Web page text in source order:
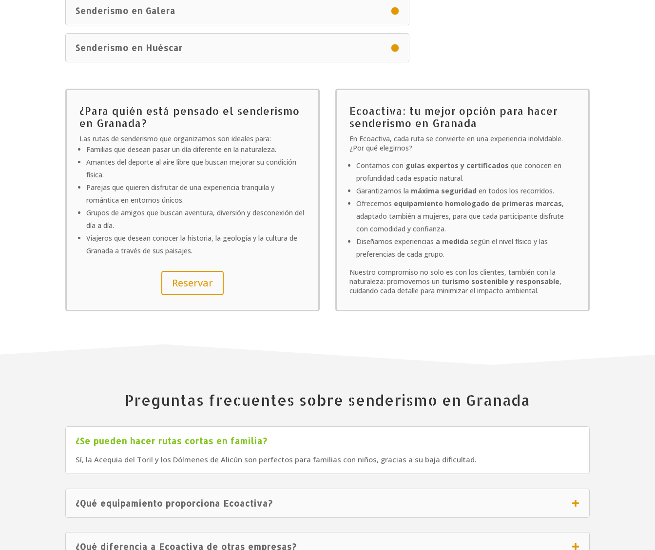
Senderismo en Galera
Senderismo en Huéscar
¿Para quién está pensado el senderismo
en Granada?
Las rutas de senderismo que organizamos son ideales para:
Familias que desean pasar un día diferente en la naturaleza.
Amantes del deporte al aire libre que buscan mejorar su condición
física.
Parejas que quieren disfrutar de una experiencia tranquila y
romántica en entornos únicos.
Grupos de amigos que buscan aventura, diversión y desconexión del
día a día.
Viajeros que desean conocer la historia, la geología y la cultura de
Granada a través de sus paisajes.
Reservar
Ecoactiva: tu mejor opción para hacer
senderismo en Granada
En Ecoactiva, cada ruta se convierte en una experiencia inolvidable.
¿Por qué elegirnos?
Contamos con guías expertos y certificados que conocen en
profundidad cada espacio natural.
Garantizamos la máxima seguridad en todos los recorridos.
Ofrecemos equipamiento homologado de primeras marcas,
adaptado también a mujeres, para que cada participante disfrute
con comodidad y confianza.
Diseñamos experiencias a medida según el nivel físico y las
preferencias de cada grupo.
Nuestro compromiso no solo es con los clientes, también con la
naturaleza: promovemos un turismo sostenible y responsable,
cuidando cada detalle para minimizar el impacto ambiental.
Preguntas frecuentes sobre senderismo en Granada
¿Se pueden hacer rutas cortas en familia?
Sí, la Acequia del Toril y los Dólmenes de Alicún son perfectos para familias con niños, gracias a su baja dificultad.
¿Qué equipamiento proporciona Ecoactiva?
¿Qué diferencia a Ecoactiva de otras empresas?